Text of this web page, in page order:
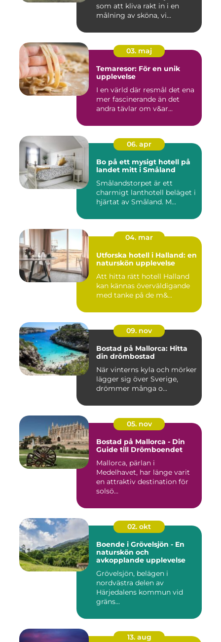
som att kliva rakt in i en
målning av sköna, vi...
03. maj
Temaresor: För en unik
upplevelse
I en värld där resmål det ena
mer fascinerande än det
andra tävlar om v&ar...
06. apr
Bo på ett mysigt hotell på
landet mitt i Småland
Smålandstorpet är ett
charmigt lanthotell beläget i
hjärtat av Småland. M...
04. mar
Utforska hotell i Halland: en
naturskön upplevelse
Att hitta rätt hotell Halland
kan kännas överväldigande
med tanke på de m&...
09. nov
Bostad på Mallorca: Hitta
din drömbostad
När vinterns kyla och mörker
lägger sig över Sverige,
drömmer många o...
05. nov
Bostad på Mallorca - Din
Guide till Drömboendet
Mallorca, pärlan i
Medelhavet, har länge varit
en attraktiv destination för
solsö...
02. okt
Boende i Grövelsjön - En
naturskön och
avkopplande upplevelse
Grövelsjön, belägen i
nordvästra delen av
Härjedalens kommun vid
gräns...
13. aug